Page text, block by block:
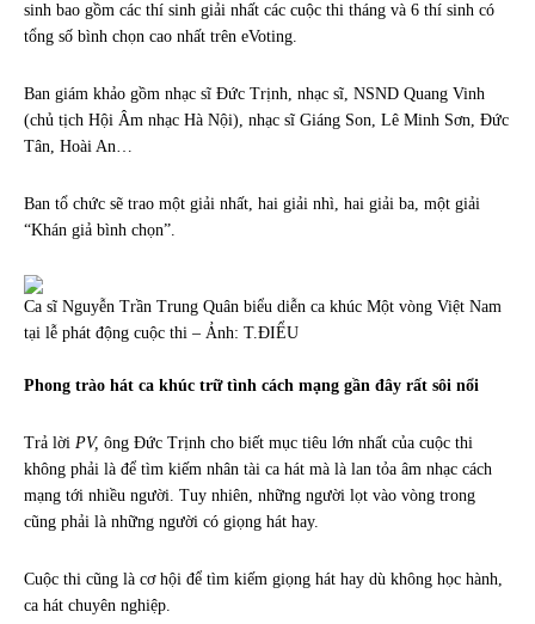
sinh bao gồm các thí sinh giải nhất các cuộc thi tháng và 6 thí sinh có
tổng số bình chọn cao nhất trên eVoting.
Ban giám khảo gồm nhạc sĩ Đức Trịnh, nhạc sĩ, NSND Quang Vinh
(chủ tịch Hội Âm nhạc Hà Nội), nhạc sĩ Giáng Son, Lê Minh Sơn, Đức
Tân, Hoài An…
Ban tổ chức sẽ trao một giải nhất, hai giải nhì, hai giải ba, một giải
“Khán giả bình chọn”.
Ca sĩ Nguyễn Trần Trung Quân biểu diễn ca khúc Một vòng Việt Nam
tại lễ phát động cuộc thi – Ảnh: T.ĐIỂU
Phong trào hát ca khúc trữ tình cách mạng gần đây rất sôi nổi
Trả lời PV, ông Đức Trịnh cho biết mục tiêu lớn nhất của cuộc thi
không phải là để tìm kiếm nhân tài ca hát mà là lan tỏa âm nhạc cách
mạng tới nhiều người. Tuy nhiên, những người lọt vào vòng trong
cũng phải là những người có giọng hát hay.
Cuộc thi cũng là cơ hội để tìm kiếm giọng hát hay dù không học hành,
ca hát chuyên nghiệp.